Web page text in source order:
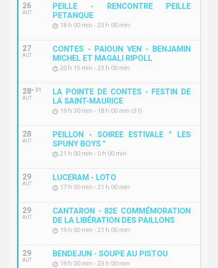
26
AUT
PEILLE - RENCONTRE PEILLE
PETANQUE
18 h 00 min - 23 h 00 min
27
AUT
CONTES - PAIOUN VEN - BENJAMIN
MICHEL ET MAGALI RIPOLL
20 h 15 min - 23 h 00 min
28
AUT
31
LA POINTE DE CONTES - FESTIN DE
LA SAINT-MAURICE
19 h 30 min - 18 h 00 min (31)
28
AUT
PEILLON - SOIREE ESTIVALE " LES
SPUNY BOYS "
21 h 00 min - 0 h 00 min
29
AUT
LUCERAM - LOTO
17 h 00 min - 21 h 00 min
29
AUT
CANTARON - 82E COMMÉMORATION
DE LA LIBÉRATION DES PAILLONS
19 h 00 min - 21 h 00 min
29
AUT
BENDEJUN - SOUPE AU PISTOU
19 h 00 min - 23 h 00 min